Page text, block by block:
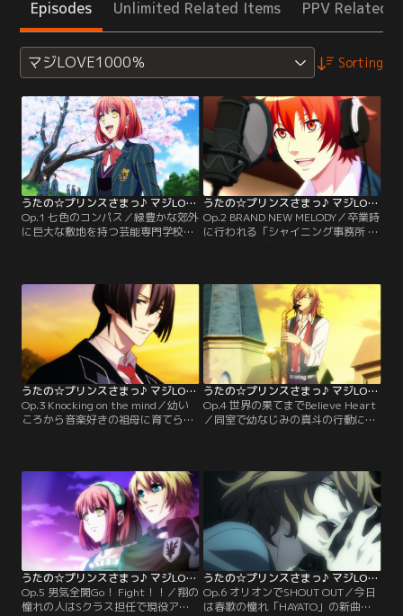
Episodes Unlimited Related Items PPV Related
マジLOVE1000％ Sorting
うたの☆プリンスさまっ♪ マジLOVE1000％ 第01話
Op.1 七色のコンパス／緑豊かな郊外
に巨大な敷地を持つ芸能専門学校
海春歌。超人気アイドル
「HAYATO」に憧れ、作曲家を夢見
た少女の前に現れる数々の試練と、
麗しき、うたのプリンスたちの物語
が今始まる…！【提供：バンダイチ
ャンネル】
うたの☆プリンスさまっ♪ マジLOVE1000％ 第02話
Op.2 BRAND NEW MELODY／卒業時
に行われる「シャイニング事務所 新
人発掘オーディション」の合格を目
実習」。しかしよりによって譜面が
書けない春歌、作詞の経験がない音
也がペアになる。果たして2人は課
題をクリアできるのか…？！【提
供：バンダイチャンネル】
うたの☆プリンスさまっ♪ マジLOVE1000％ 第03話
Op.3 Knocking on the mind／幼い
ころから音楽好きの祖母に育てられ
い。生徒たちの中傷の言葉に萎縮
し、ますます塞ぎこむその姿を見か
ねて、真斗がある行動を起こす。
【提供：バンダイチャンネル】
うたの☆プリンスさまっ♪ マジLOVE1000％ 第04話
Op.4 世界の果てまでBelieve Heart
／同室で幼なじみの真斗の行動に触
学園から最後通告を受け、退学すら
ほのめかされたことを知った春歌
は、レンに課題を期日までに提出す
るよう懇願するのだが…？【提供：
バンダイチャンネル】
うたの☆プリンスさまっ♪ マジLOVE1000％ 第05話
Op.5 男気全開Go！ Fight！！／翔の
憧れの人はSクラス担任で現役アイ
うたの☆プリンスさまっ♪ マジLOVE1000％ 第06話
Op.6 オリオンでSHOUT OUT／今日
は春歌の憧れ「HAYATO」の新曲発